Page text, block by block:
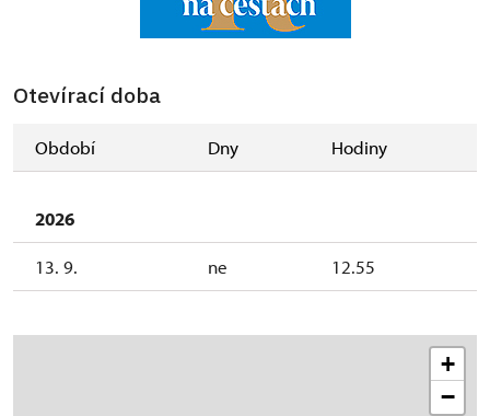
Otevírací doba
Období Dny Hodiny
2026
13. 9. ne 12.55
+
−